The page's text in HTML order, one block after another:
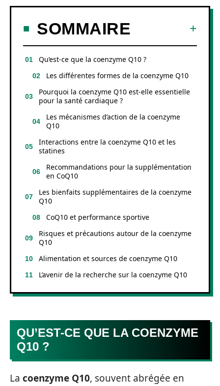
SOMMAIRE
Qu’est-ce que la coenzyme Q10 ?
Les différentes formes de la coenzyme Q10
Pourquoi la coenzyme Q10 est-elle essentielle
pour la santé cardiaque ?
Les mécanismes d’action de la coenzyme
Q10
Interactions entre la coenzyme Q10 et les
statines
Recommandations pour la supplémentation
en CoQ10
Les bienfaits supplémentaires de la coenzyme
Q10
CoQ10 et performance sportive
Risques et précautions autour de la coenzyme
Q10
Alimentation et sources de coenzyme Q10
L’avenir de la recherche sur la coenzyme Q10
QU’EST-CE QUE LA COENZYME
Q10 ?
La coenzyme Q10, souvent abrégée en